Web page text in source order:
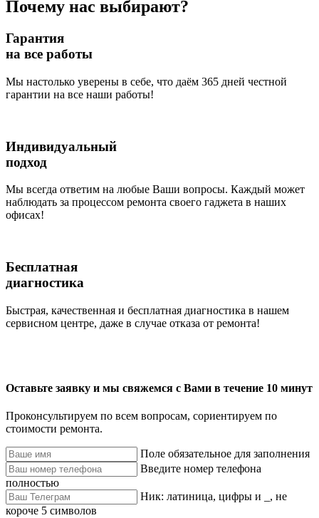
Почему нас выбирают?
Гарантия
на все работы
Мы настолько уверены в себе, что даём 365 дней честной
гарантии на все наши работы!
Индивидуальный
подход
Мы всегда ответим на любые Ваши вопросы. Каждый может
наблюдать за процессом ремонта своего гаджета в наших
офисах!
Бесплатная
диагностика
Быстрая, качественная и бесплатная диагностика в нашем
сервисном центре, даже в случае отказа от ремонта!
Оставьте заявку и мы свяжемся с Вами в течение 10 минут
Проконсультируем по всем вопросам, сориентируем по
стоимости ремонта.
Поле обязательное для заполнения
Введите номер телефона
полностью
Ник: латиница, цифры и _, не
короче 5 символов